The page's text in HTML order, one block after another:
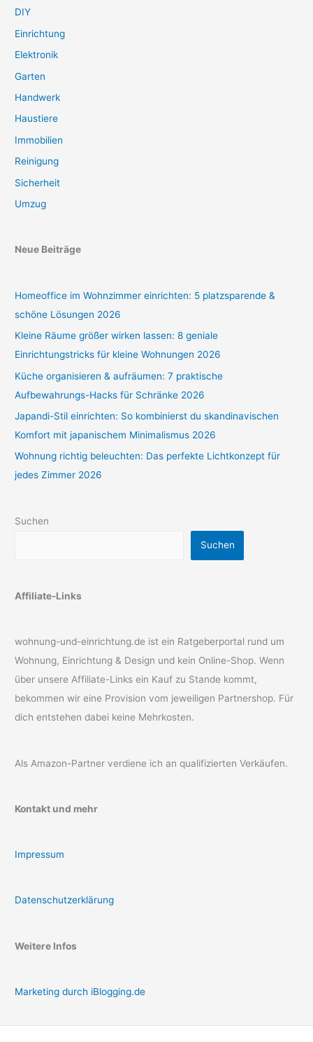
DIY
Einrichtung
Elektronik
Garten
Handwerk
Haustiere
Immobilien
Reinigung
Sicherheit
Umzug
Neue Beiträge
Homeoffice im Wohnzimmer einrichten: 5 platzsparende &
schöne Lösungen 2026
Kleine Räume größer wirken lassen: 8 geniale
Einrichtungstricks für kleine Wohnungen 2026
Küche organisieren & aufräumen: 7 praktische
Aufbewahrungs-Hacks für Schränke 2026
Japandi-Stil einrichten: So kombinierst du skandinavischen
Komfort mit japanischem Minimalismus 2026
Wohnung richtig beleuchten: Das perfekte Lichtkonzept für
jedes Zimmer 2026
Suchen
Suchen
Affiliate-Links
wohnung-und-einrichtung.de ist ein Ratgeberportal rund um
Wohnung, Einrichtung & Design und kein Online-Shop. Wenn
über unsere Affiliate-Links ein Kauf zu Stande kommt,
bekommen wir eine Provision vom jeweiligen Partnershop. Für
dich entstehen dabei keine Mehrkosten.
Als Amazon-Partner verdiene ich an qualifizierten Verkäufen.
Kontakt und mehr
Impressum
Datenschutzerklärung
Weitere Infos
Marketing durch iBlogging.de